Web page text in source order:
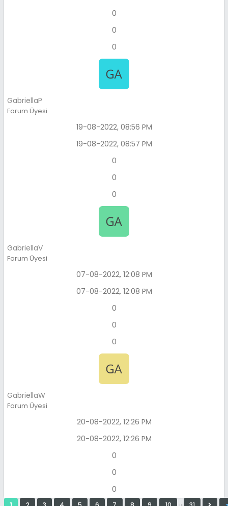
0
0
0
GabriellaP
Forum Üyesi
19-08-2022, 08:56 PM
19-08-2022, 08:57 PM
0
0
0
GabriellaV
Forum Üyesi
07-08-2022, 12:08 PM
07-08-2022, 12:08 PM
0
0
0
GabriellaW
Forum Üyesi
20-08-2022, 12:26 PM
20-08-2022, 12:26 PM
0
0
0
…